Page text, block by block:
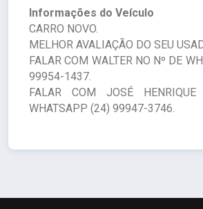
Informações do Veículo
CARRO NOVO.
MELHOR AVALIAÇÃO DO SEU
FALAR COM WALTER NO Nº DE
99954-1437.
FALAR COM JOSÉ
WHATSAPP (24) 99947-3746.